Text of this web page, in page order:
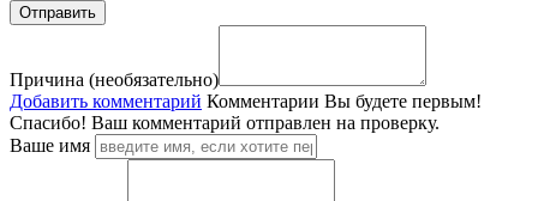
Причина (необязательно)
Добавить комментарий Комментарии Вы будете первым!
Спасибо! Ваш комментарий отправлен на проверку.
Ваше имя